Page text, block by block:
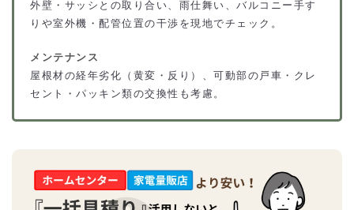
外壁・サッシとの取り合い、雨仕舞い、バルコニー手す
りや室外機・配管位置の干渉を現地でチェック。
メンテナンス
屋根材の経年劣化（黄変・反り）、可動部の戸車・クレ
セント・パッキン類の交換性も考慮。